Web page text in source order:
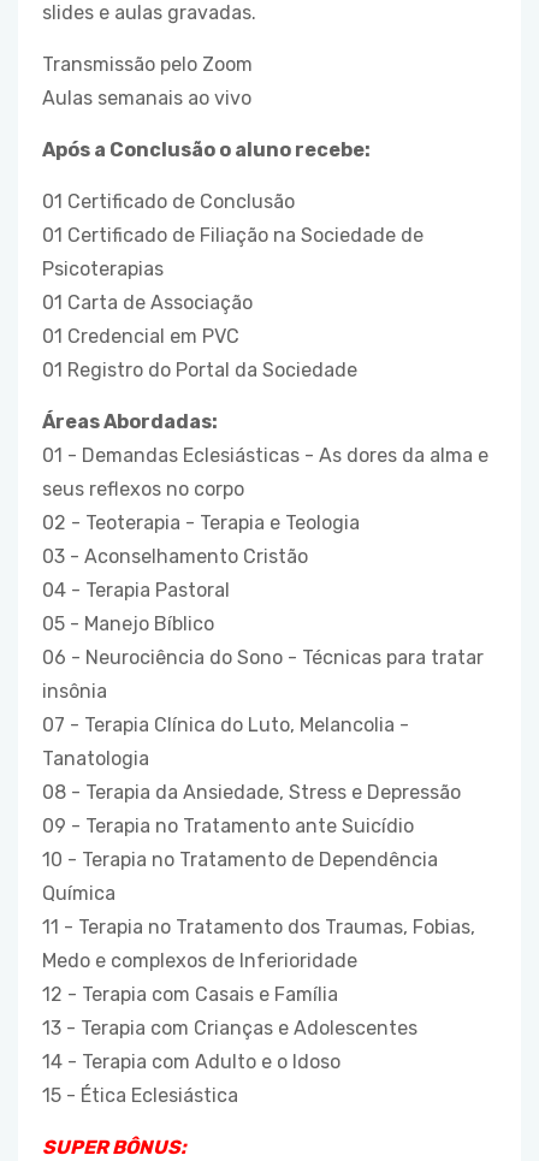
slides e aulas gravadas.
Transmissão pelo Zoom
Aulas semanais ao vivo
Após a Conclusão o aluno recebe:
01 Certificado de Conclusão
01 Certificado de Filiação na Sociedade de
Psicoterapias
01 Carta de Associação
01 Credencial em PVC
01 Registro do Portal da Sociedade
Áreas Abordadas:
01 - Demandas Eclesiásticas - As dores da alma e
seus reflexos no corpo
02 - Teoterapia - Terapia e Teologia
03 - Aconselhamento Cristão
04 - Terapia Pastoral
05 - Manejo Bíblico
06 - Neurociência do Sono - Técnicas para tratar
insônia
07 - Terapia Clínica do Luto, Melancolia -
Tanatologia
08 - Terapia da Ansiedade, Stress e Depressão
09 - Terapia no Tratamento ante Suicídio
10 - Terapia no Tratamento de Dependência
Química
11 - Terapia no Tratamento dos Traumas, Fobias,
Medo e complexos de Inferioridade
12 - Terapia com Casais e Família
13 - Terapia com Crianças e Adolescentes
14 - Terapia com Adulto e o Idoso
15 - Ética Eclesiástica
SUPER BÔNUS: